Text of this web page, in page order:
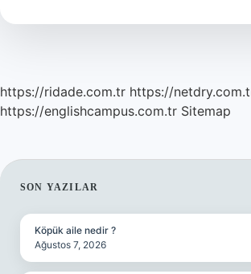
https://ridade.com.tr https://
https://englishcampus.com.tr Sitemap
SIDEBAR
SON YAZILAR
Köpük aile nedir ?
Ağustos 7, 2026